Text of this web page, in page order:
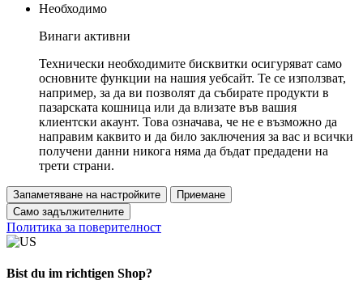
Необходимо
Винаги активни
Технически необходимите бисквитки осигуряват само
основните функции на нашия уебсайт. Те се използват,
например, за да ви позволят да събирате продукти в
пазарската кошница или да влизате във вашия
клиентски акаунт. Това означава, че не е възможно да
направим каквито и да било заключения за вас и всички
получени данни никога няма да бъдат предадени на
трети страни.
Запаметяване на настройките
Приемане
Само задължителните
Политика за поверителност
Bist du im richtigen Shop?